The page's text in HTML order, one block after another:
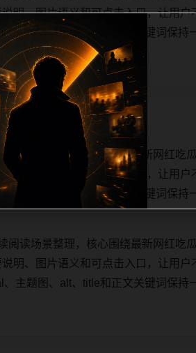
明、图片语义和可点击入口，让用户
主题图、alt、title和正文关键词保持
读场景整理，核心围绕最新网红吃
明、图片语义和可点击入口，让用户
主题图、alt、title和正文关键词保持
读场景整理，核心围绕最新网红吃
明、图片语义和可点击入口，让用户
主题图、alt、title和正文关键词保持